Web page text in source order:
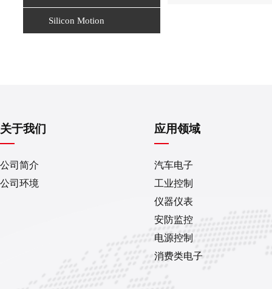
Silicon Motion
关于我们
公司简介
公司环境
应用领域
汽车电子
工业控制
仪器仪表
安防监控
电源控制
消费类电子